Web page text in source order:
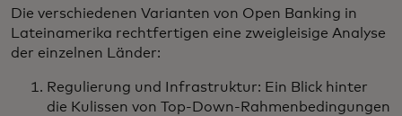
Die verschiedenen Varianten von Open Banking in
Lateinamerika rechtfertigen eine zweigleisige Analyse
der einzelnen Länder:
Regulierung und Infrastruktur: Ein Blick hinter
die Kulissen von Top-Down-Rahmenbedingungen